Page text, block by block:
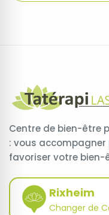
Centre de bien-être
: vous
favoriser votre bien-
Rixheim
Changer de